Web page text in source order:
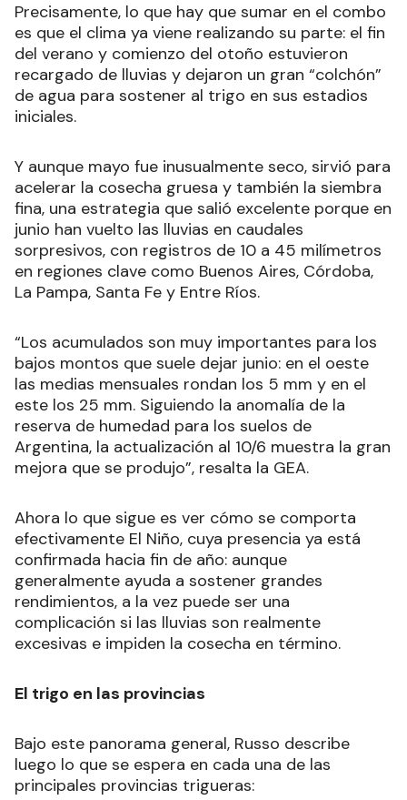
Precisamente, lo que hay que sumar en el combo
es que el clima ya viene realizando su parte: el fin
del verano y comienzo del otoño estuvieron
recargado de lluvias y dejaron un gran “colchón”
de agua para sostener al trigo en sus estadios
iniciales.
Y aunque mayo fue inusualmente seco, sirvió para
acelerar la cosecha gruesa y también la siembra
fina, una estrategia que salió excelente porque en
junio han vuelto las lluvias en caudales
sorpresivos, con registros de 10 a 45 milímetros
en regiones clave como Buenos Aires, Córdoba,
La Pampa, Santa Fe y Entre Ríos.
“Los acumulados son muy importantes para los
bajos montos que suele dejar junio: en el oeste
las medias mensuales rondan los 5 mm y en el
este los 25 mm. Siguiendo la anomalía de la
reserva de humedad para los suelos de
Argentina, la actualización al 10/6 muestra la gran
mejora que se produjo”, resalta la GEA.
Ahora lo que sigue es ver cómo se comporta
efectivamente El Niño, cuya presencia ya está
confirmada hacia fin de año: aunque
generalmente ayuda a sostener grandes
rendimientos, a la vez puede ser una
complicación si las lluvias son realmente
excesivas e impiden la cosecha en término.
El trigo en las provincias
Bajo este panorama general, Russo describe
luego lo que se espera en cada una de las
principales provincias trigueras: